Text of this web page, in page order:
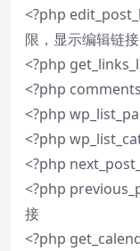
<?php
限，显示编辑链接
<?php
<?php
<?php
<?php
<?php
<?php
接
<?php